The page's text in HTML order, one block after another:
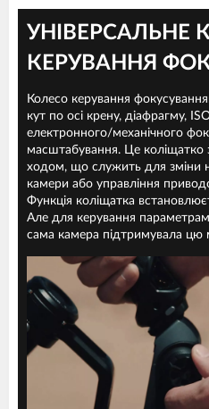
УНІВЕРСАЛЬНЕ
КЕРУВАННЯ
Колесо керування
кут по осі крену, діафрагму,
електронного/механічного
масштабування. Це коліщатко
ходом, що служить для зміни
камери або управління
Функція коліщатка
Але для керування
сама камера підтримувала цю